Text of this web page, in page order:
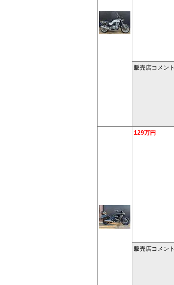
販売店コメント
129万円
販売店コメント